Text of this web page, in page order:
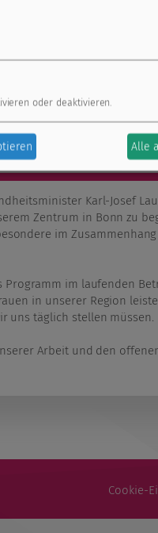
Euskirchen
Karl-Josef
Zentrum in Bonn zu
im
im laufenden
in unserer Region
uns täglich stellen müssen.
Arbeit und den
Cookie-
oder deaktivieren.
Alle